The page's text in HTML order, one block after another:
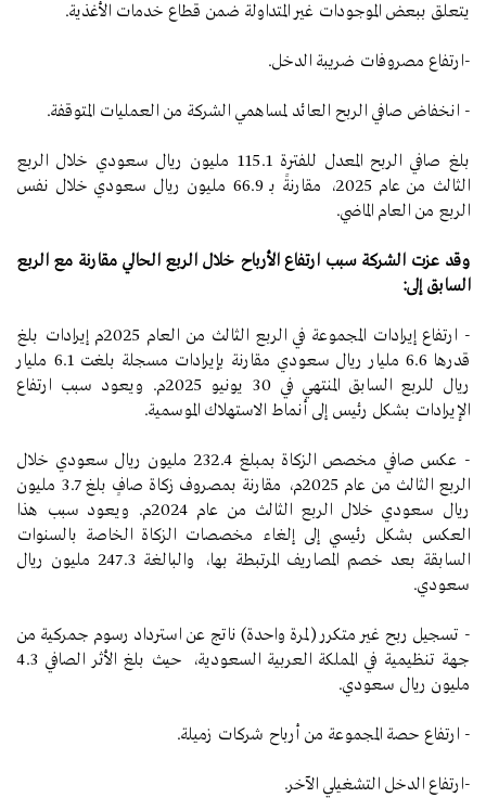
يتعلق ببعض الموجودات غير المتداولة ضمن قطاع خدمات الأغذية.
-ارتفاع مصروفات ضريبة الدخل.
- انخفاض صافي الربح العائد لمساهمي الشركة من العمليات المتوقفة.
بلغ صافي الربح المعدل للفترة 115.1 مليون ريال سعودي خلال الربع
الثالث من عام 2025، مقارنةً بـ 66.9 مليون ريال سعودي خلال نفس
الربع من العام الماضي.
وقد عزت الشركة سبب ارتفاع الأرباح خلال الربع الحالي مقارنة مع الربع
السابق إلى:
-
ارتفاع إيرادات المجموعة في الربع الثالث من العام 2025م إيرادات بلغ
قدرها 6.6 مليار ريال سعودي مقارنة بإيرادات مسجلة بلغت 6.1 مليار
ريال للربع السابق المنتهي في 30 يونيو 2025م. ويعود سبب ارتفاع
الإيرادات بشكل رئيس إلى أنماط الاستهلاك الموسمية.
- عكس صافي مخصص الزكاة بمبلغ 232.4 مليون ريال سعودي خلال
الربع الثالث من عام 2025م، مقارنة بمصروف زكاة صافٍ بلغ 3.7 مليون
ريال سعودي خلال الربع الثالث من عام 2024م. ويعود سبب هذا
العكس بشكل رئيسي إلى إلغاء مخصصات الزكاة الخاصة بالسنوات
السابقة بعد خصم المصاريف المرتبطة بها، والبالغة 247.3 مليون ريال
سعودي.
- تسجيل ربح غير متكرر (لمرة واحدة) ناتج عن استرداد رسوم جمركية من
جهة تنظيمية في المملكة العربية السعودية، حيث بلغ الأثر الصافي 4.3
مليون ريال سعودي.
- ارتفاع حصة المجموعة من أرباح شركات زميلة.
-ارتفاع الدخل التشغيلي الآخر.